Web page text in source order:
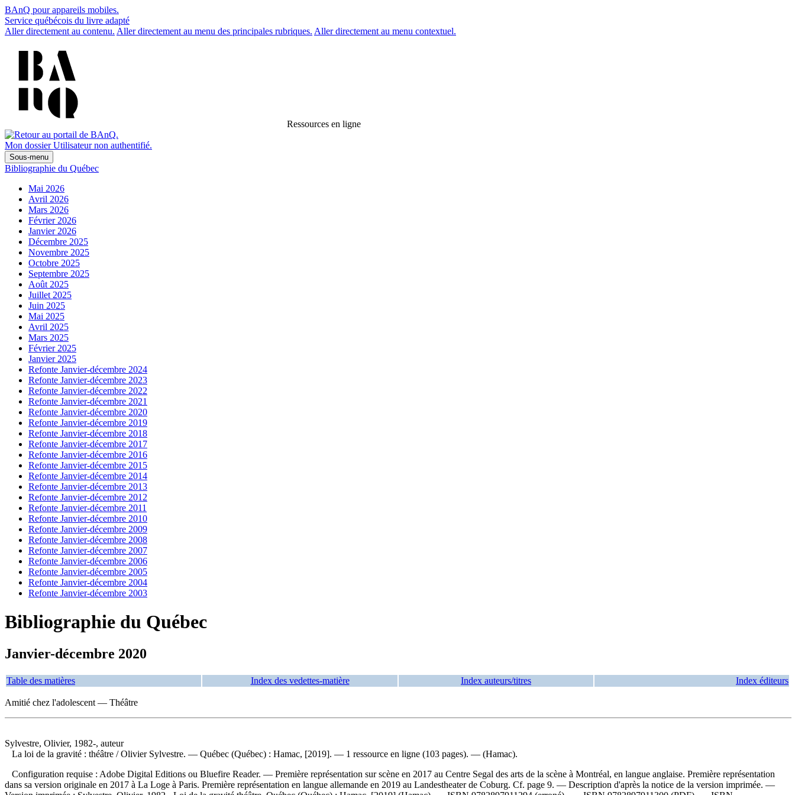
BAnQ pour appareils mobiles.
Service québécois du livre adapté
Aller directement au contenu. Aller directement au menu des principales rubriques. Aller directement au menu contextuel.
Ressources en ligne
Mon dossier Utilisateur non authentifié.
Sous-menu
Bibliographie du Québec
Mai 2026
Avril 2026
Mars 2026
Février 2026
Janvier 2026
Décembre 2025
Novembre 2025
Octobre 2025
Septembre 2025
Août 2025
Juillet 2025
Juin 2025
Mai 2025
Avril 2025
Mars 2025
Février 2025
Janvier 2025
Refonte Janvier-décembre 2024
Refonte Janvier-décembre 2023
Refonte Janvier-décembre 2022
Refonte Janvier-décembre 2021
Refonte Janvier-décembre 2020
Refonte Janvier-décembre 2019
Refonte Janvier-décembre 2018
Refonte Janvier-décembre 2017
Refonte Janvier-décembre 2016
Refonte Janvier-décembre 2015
Refonte Janvier-décembre 2014
Refonte Janvier-décembre 2013
Refonte Janvier-décembre 2012
Refonte Janvier-décembre 2011
Refonte Janvier-décembre 2010
Refonte Janvier-décembre 2009
Refonte Janvier-décembre 2008
Refonte Janvier-décembre 2007
Refonte Janvier-décembre 2006
Refonte Janvier-décembre 2005
Refonte Janvier-décembre 2004
Refonte Janvier-décembre 2003
Bibliographie du Québec
Janvier-décembre 2020
Table des matières Index des vedettes-matière Index auteurs/titres Index éditeurs
Amitié chez l'adolescent — Théâtre
Sylvestre, Olivier, 1982-, auteur
La loi de la gravité : théâtre / Olivier Sylvestre. — Québec (Québec) : Hamac, [2019]. — 1 ressource en ligne (103 pages). — (Hamac).
Configuration requise : Adobe Digital Editions ou Bluefire Reader. — Première représentation sur scène en 2017 au Centre Segal des arts de la scène à Montréal, en langue anglaise. Première représentation
dans sa version originale en 2017 à La Loge à Paris. Première représentation en langue allemande en 2019 au Landestheater de Coburg. Cf. page 9. — Description d'après la notice de la version imprimée. —